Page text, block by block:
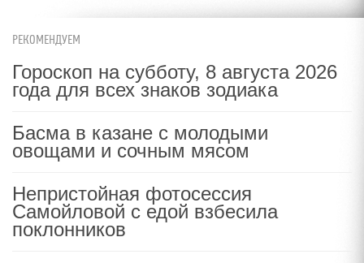
РЕКОМЕНДУЕМ
Гороскоп на субботу, 8 августа 2026
года для всех знаков зодиака
Басма в казане с молодыми
овощами и сочным мясом
Непристойная фотосессия
Самойловой с едой взбесила
поклонников